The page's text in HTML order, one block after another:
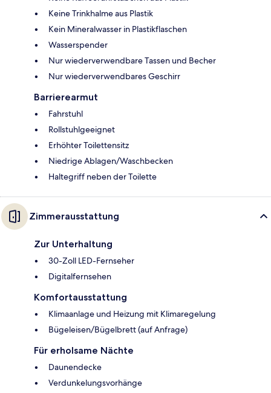
Keine Trinkhalme aus Plastik
Kein Mineralwasser in Plastikflaschen
Wasserspender
Nur wiederverwendbare Tassen und Becher
Nur wiederverwendbares Geschirr
Barrierearmut
Fahrstuhl
Rollstuhlgeeignet
Erhöhter Toilettensitz
Niedrige Ablagen/Waschbecken
Haltegriff neben der Toilette
Zimmerausstattung
Zur Unterhaltung
30-Zoll LED-Fernseher
Digitalfernsehen
Komfortausstattung
Klimaanlage und Heizung mit Klimaregelung
Bügeleisen/Bügelbrett (auf Anfrage)
Für erholsame Nächte
Daunendecke
Verdunkelungsvorhänge